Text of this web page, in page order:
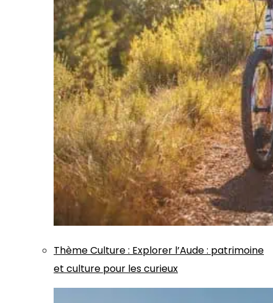
ThèmeCulture: Explorer l’Aude : patrimoine
et culture pour les curieux